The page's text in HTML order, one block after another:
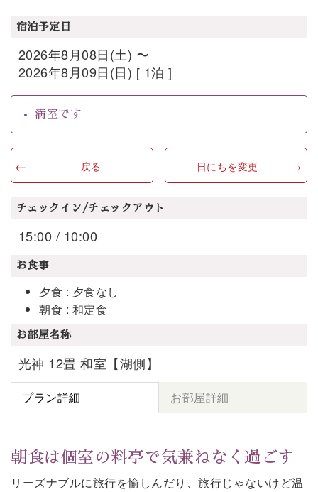
宿泊予定日
2026年8月08日(土) 〜
2026年8月09日(日) [ 1泊 ]
満室です
戻る 日にちを変更
チェックイン/チェックアウト
15:00 / 10:00
お食事
夕食 : 夕食なし
朝食 : 和定食
お部屋名称
光神 12畳 和室【湖側】
プラン詳細 お部屋詳細
朝食は個室の料亭で気兼ねなく過ごす
リーズナブルに旅行を愉しんだり、旅行じゃないけど温